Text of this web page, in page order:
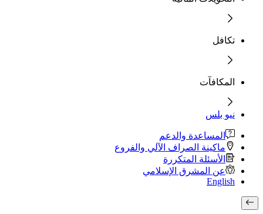
تكافل
المكافآت
نيو بلس
المساعدة والدعم
ماكينة الصراف الآلي والفروع
الأسئلة المتكررة
عن المشرق الإسلامي
English